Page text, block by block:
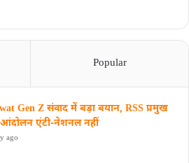
Popular
Gen Z संवाद में बड़ा बयान, RSS प्रमुख
एंटी-नेशनल नहीं
ago